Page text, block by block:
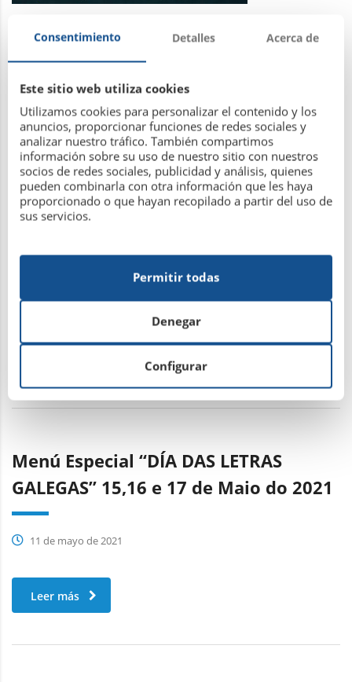
Ya puedes apuntar a tus peques al Campus de Tenis y Pádel
Leer más
COMUNICADO JUNTA DIRECTIVA 12
DE MAYO DE 2021
12 de mayo de 2021
Menú Especial “DÍA DAS LETRAS
GALEGAS” 15,16 e 17 de Maio do 2021
11 de mayo de 2021
Leer más
Consentimiento Detalles Acerca de
Este sitio web utiliza cookies
Utilizamos cookies para personalizar el contenido y los
anuncios, proporcionar funciones de redes sociales y
analizar nuestro tráfico. También compartimos
información sobre su uso de nuestro sitio con nuestros
socios de redes sociales, publicidad y análisis, quienes
pueden combinarla con otra información que les haya
proporcionado o que hayan recopilado a partir del uso de
sus servicios.
Configurar
Denegar
Permitir todas